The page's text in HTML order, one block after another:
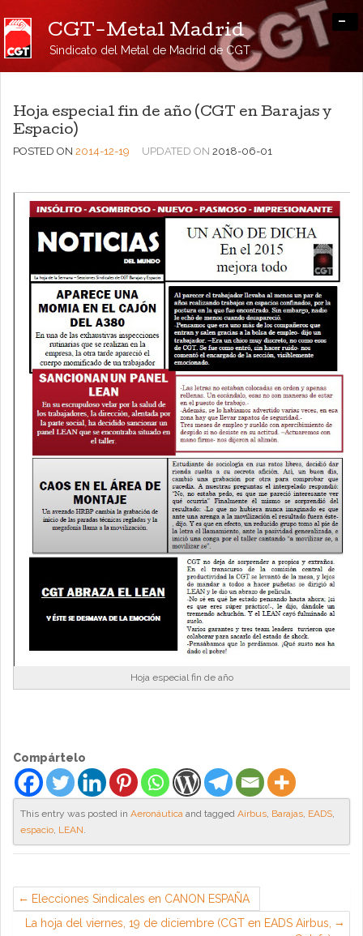
CGT-Metal Madrid
Sindicato del Metal de Madrid de CGT
-
Hoja especial fin de año (CGT en Barajas y
Espacio)
POSTED ON 2014-12-19 UPDATED ON 2018-06-01
Hoja especial fin de año
Compártelo
This entry was posted in Aeronáutica and tagged Airbus Barajas EADS
espacio LEAN
Elecciones Sindicales en CANON ESPAÑA
La hoja del viernes, 19 de diciembre (CGT en EADS Airbus,